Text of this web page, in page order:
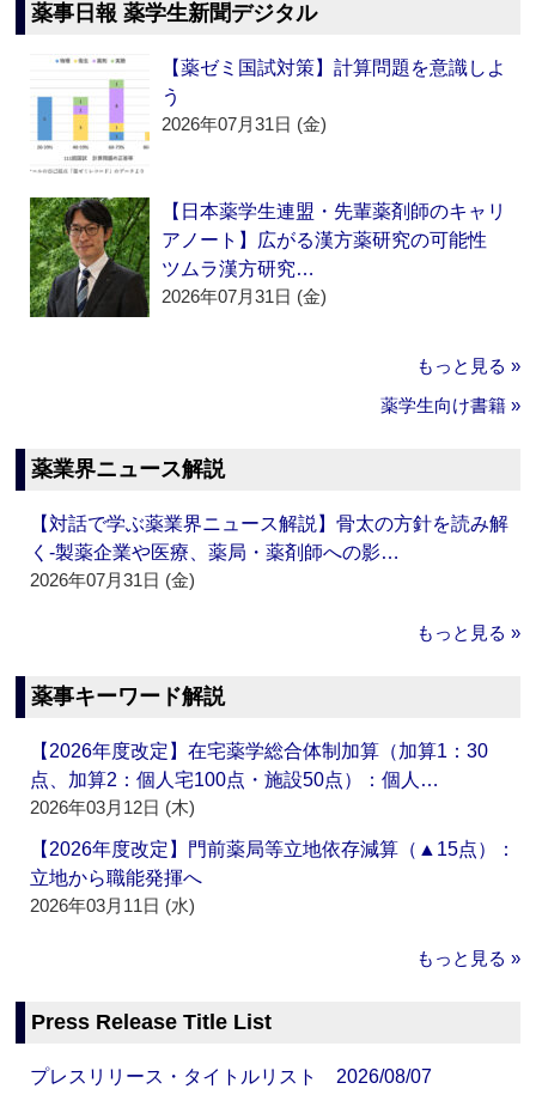
薬事日報 薬学生新聞デジタル
【薬ゼミ国試対策】計算問題を意識しよ
う
2026年07月31日 (金)
【日本薬学生連盟・先輩薬剤師のキャリ
アノート】広がる漢方薬研究の可能性
ツムラ漢方研究…
2026年07月31日 (金)
もっと見る »
薬学生向け書籍 »
薬業界ニュース解説
【対話で学ぶ薬業界ニュース解説】骨太の方針を読み解
く‐製薬企業や医療、薬局・薬剤師への影…
2026年07月31日 (金)
もっと見る »
薬事キーワード解説
【2026年度改定】在宅薬学総合体制加算（加算1：30
点、加算2：個人宅100点・施設50点）：個人…
2026年03月12日 (木)
【2026年度改定】門前薬局等立地依存減算（▲15点）：
立地から職能発揮へ
2026年03月11日 (水)
もっと見る »
Press Release Title List
プレスリリース・タイトルリスト 2026/08/07